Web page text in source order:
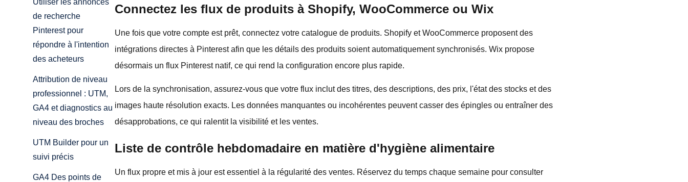
Utiliser les annonces
de recherche
Pinterest pour
répondre à l'intention
des acheteurs
Attribution de niveau
professionnel : UTM,
GA4 et diagnostics au
niveau des broches
UTM Builder pour un
suivi précis
GA4 Des points de
Connectez les flux de produits à Shopify, WooCommerce ou Wix
Une fois que votre compte est prêt, connectez votre catalogue de produits. Shopify et WooCommerce proposent des
intégrations directes à Pinterest afin que les détails des produits soient automatiquement synchronisés. Wix propose
désormais un flux Pinterest natif, ce qui rend la configuration encore plus rapide.
Lors de la synchronisation, assurez-vous que votre flux inclut des titres, des descriptions, des prix, l'état des stocks et des
images haute résolution exacts. Les données manquantes ou incohérentes peuvent casser des épingles ou entraîner des
désapprobations, ce qui ralentit la visibilité et les ventes.
Liste de contrôle hebdomadaire en matière d'hygiène alimentaire
Un flux propre et mis à jour est essentiel à la régularité des ventes. Réservez du temps chaque semaine pour consulter